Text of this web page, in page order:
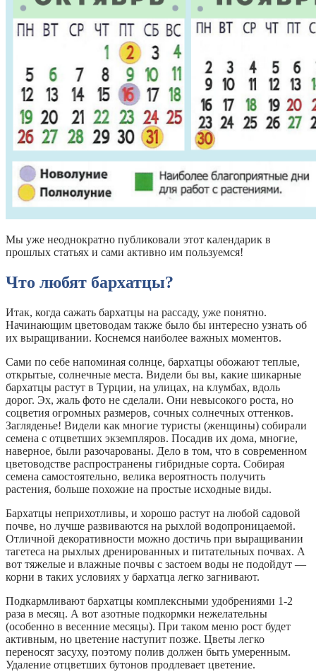
Мы уже неоднократно публиковали этот календарик в
прошлых статьях и сами активно им пользуемся!
Что любят бархатцы?
Итак, когда сажать бархатцы на рассаду, уже понятно.
Начинающим цветоводам также было бы интересно узнать об
их выращивании. Коснемся наиболее важных моментов.
Сами по себе напоминая солнце, бархатцы обожают теплые,
открытые, солнечные места. Видели бы вы, какие шикарные
бархатцы растут в Турции, на улицах, на клумбах, вдоль
дорог. Эх, жаль фото не сделали. Они невысокого роста, но
соцветия огромных размеров, сочных солнечных оттенков.
Загляденье! Видели как многие туристы (женщины) собирали
семена с отцветших экземпляров. Посадив их дома, многие,
наверное, были разочарованы. Дело в том, что в современном
цветоводстве распространены гибридные сорта. Собирая
семена самостоятельно, велика вероятность получить
растения, больше похожие на простые исходные виды.
Бархатцы неприхотливы, и хорошо растут на любой садовой
почве, но лучше развиваются на рыхлой водопроницаемой.
Отличной декоративности можно достичь при выращивании
тагетеса на рыхлых дренированных и питательных почвах. А
вот тяжелые и влажные почвы с застоем воды не подойдут —
корни в таких условиях у бархатца легко загнивают.
Подкармливают бархатцы комплексными удобрениями 1-2
раза в месяц. А вот азотные подкормки нежелательны
(особенно в весенние месяцы). При таком меню рост будет
активным, но цветение наступит позже. Цветы легко
переносят засуху, поэтому полив должен быть умеренным.
Удаление отцветших бутонов продлевает цветение.